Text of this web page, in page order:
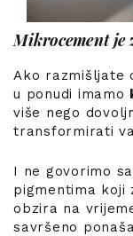
Mikrocement je
Ako razmišljate
u ponudi imamo
više nego
transformirati
I ne govorimo
pigmentima koji
obzira na
savršeno